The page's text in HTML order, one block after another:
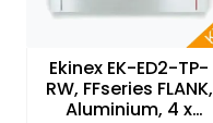
Ekinex EK-ED2-TP-
RW, FFseries FLANK,
Aluminium, 4 x